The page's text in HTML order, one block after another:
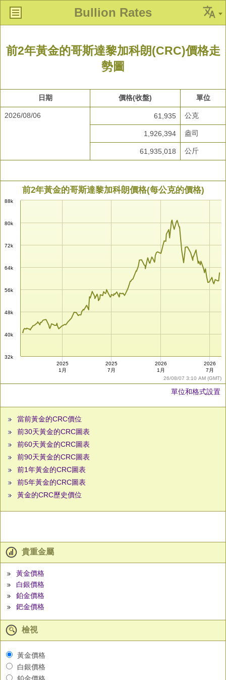
Bullion Rates
前2年黃金的哥斯達黎加科朗(CRC)價格走
勢圖
日期 價格(收盤) 單位
2026/08/06 61,935 公克
1,926,394 盎司
61,935,018 公斤
26/08/07 3:10 AM (GMT)
前2年黃金的哥斯達黎加科朗價格(每公克的價格)
32k
40k
48k
56k
64k
72k
80k
88k
2025
1月
2025
7月
2026
1月
2026
7月
單位和格式設置
當前黃金的CRC價位
前30天黃金的CRC圖表
前60天黃金的CRC圖表
前90天黃金的CRC圖表
前1年黃金的CRC圖表
前5年黃金的CRC圖表
黃金的CRC歷史價位
貴重金屬
黃金價格
白銀價格
鉑金價格
鈀金價格
檢視
黃金價格
白銀價格